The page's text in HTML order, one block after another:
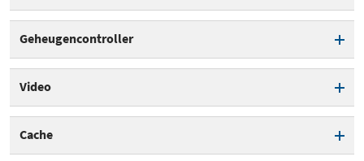
CPU-socket
Geheugencontroller
geheugencontroller
Geheugentype
Video
Cache